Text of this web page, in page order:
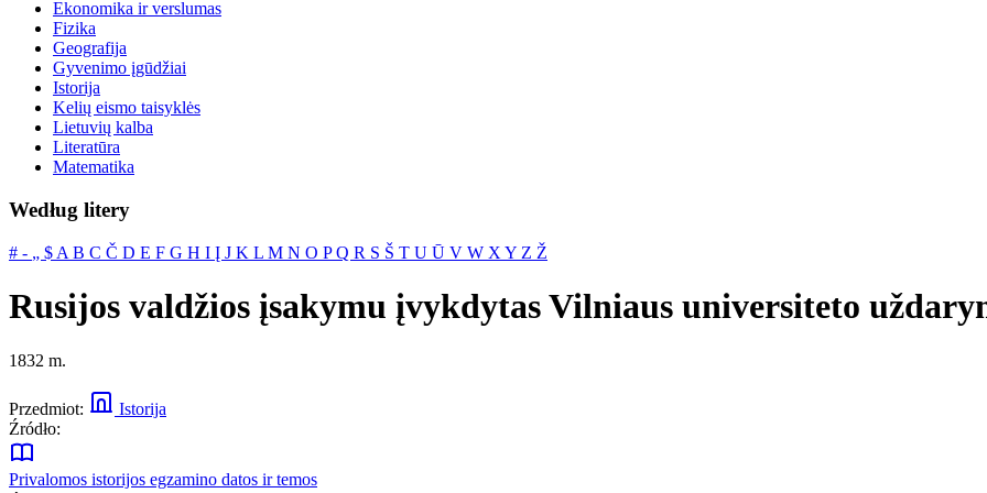
Ekonomika ir verslumas
Fizika
Geografija
Gyvenimo įgūdžiai
Istorija
Kelių eismo taisyklės
Lietuvių kalba
Literatūra
Matematika
Według litery
# ‐ „ $ A B C Č D E F G H I Į J K L M N O PQ R S Š T U Ū V W X Y Z Ž
Rusijos valdžios įsakymu įvykdytas Vilniaus universiteto
1832 m.
Przedmiot:
Istorija
Źródło:
Privalomos istorijos egzamino datos ir temos